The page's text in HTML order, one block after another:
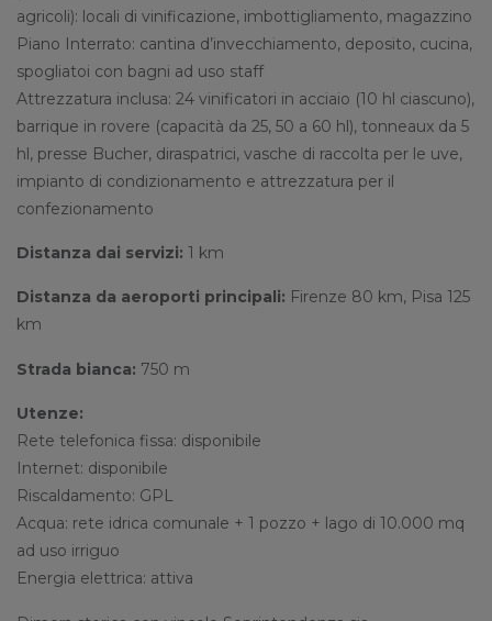
agricoli): locali di vinificazione, imbottigliamento, magazzino
Piano Interrato: cantina d’invecchiamento, deposito, cucina,
spogliatoi con bagni ad uso staff
Attrezzatura inclusa: 24 vinificatori in acciaio (10 hl ciascuno),
barrique in rovere (capacità da 25, 50 a 60 hl), tonneaux da 5
hl, presse Bucher, diraspatrici, vasche di raccolta per le uve,
impianto di condizionamento e attrezzatura per il
confezionamento
Distanza dai servizi: 1 km
Distanza da aeroporti principali: Firenze 80 km, Pisa 125
km
Strada bianca: 750 m
Utenze:
Rete telefonica fissa: disponibile
Internet: disponibile
Riscaldamento: GPL
Acqua: rete idrica comunale + 1 pozzo + lago di 10.000 mq
ad uso irriguo
Energia elettrica: attiva